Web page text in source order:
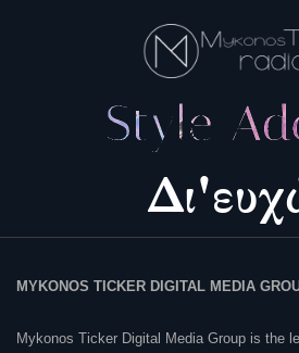
MYKONOS TICKER DIGITAL MEDIA
Mykonos Ticker Digital Media Group is the